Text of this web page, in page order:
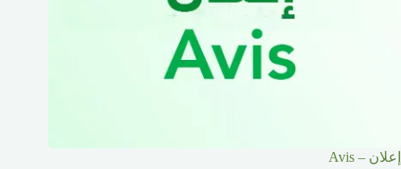
إعلان – Avis